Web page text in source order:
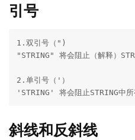
引号
1.双引号（")
"STRING" 将会阻止（解释）
2.单引号（'）
'STRING' 将会阻止STRING中所
斜线和反斜线